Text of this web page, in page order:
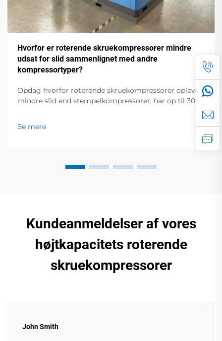
Hvorfor er roterende skruekompressorer mindre
udsat for slid sammenlignet med andre
kompressortyper?
Opdag hvorfor roterende skruekompressorer oplever
mindre slid end stempelkompressorer, har op til 30 %
Se mere
Kundeanmeldelser af vores
højtkapacitets roterende
skruekompressorer
John Smith